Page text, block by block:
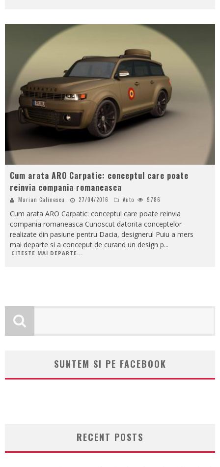
Cum arata ARO Carpatic: conceptul care poate
reinvia compania romaneasca
Marian Calinescu 27/04/2016 Auto 9786
Cum arata ARO Carpatic: conceptul care poate reinvia
compania romaneasca Cunoscut datorita conceptelor
realizate din pasiune pentru Dacia, designerul Puiu a mers
mai departe si a conceput de curand un design p...
CITESTE MAI DEPARTE...
SUNTEM SI PE FACEBOOK
RECENT POSTS